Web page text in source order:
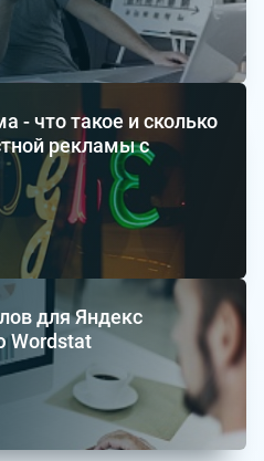
- что такое и сколько
рекламы с
для Яндекс
Wordstat